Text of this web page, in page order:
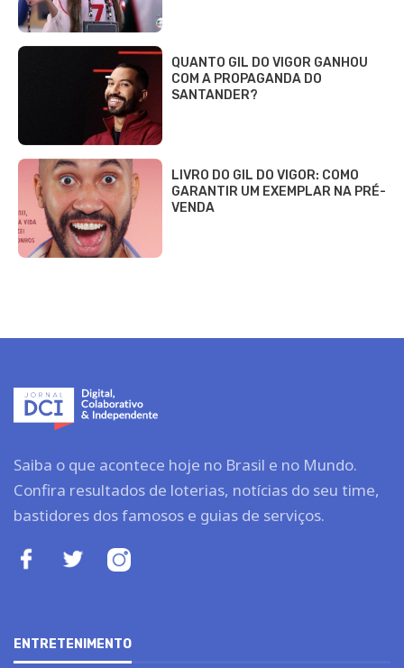
QUANTO GIL DO VIGOR GANHOU
COM A PROPAGANDA DO
SANTANDER?
LIVRO DO GIL DO VIGOR: COMO
GARANTIR UM EXEMPLAR NA PRÉ-
VENDA
Saiba o que acontece hoje no Brasil e no Mundo.
Confira resultados de loterias, notícias do seu time,
bastidores dos famosos e guias de serviços.
ENTRETENIMENTO